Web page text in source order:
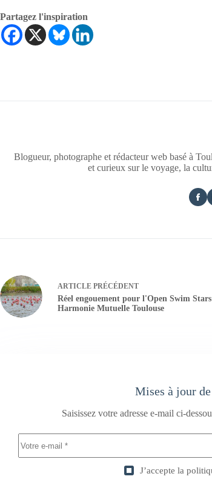
Partagez l'inspiration
Blogueur, photographe et rédacteur web basé à
et curieux sur le voyage, la
ARTICLE PRÉCÉDENT
Réel engouement pour l'Open Swim Stars
Harmonie Mutuelle Toulouse
Mises à jour
Saisissez votre adresse e-mail ci-
J’accepte la